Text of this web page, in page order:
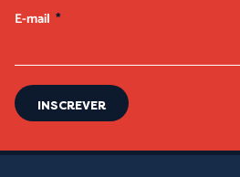
E-mail
INSCREVER